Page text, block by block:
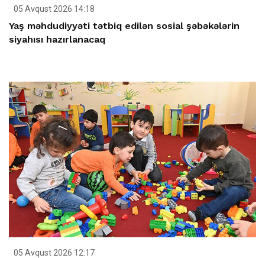
05 Avqust 2026 14:18
Yaş məhdudiyyəti tətbiq edilən sosial şəbəkələrin
siyahısı hazırlanacaq
05 Avqust 2026 12:17